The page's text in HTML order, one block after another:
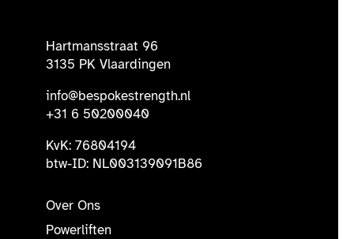
Hartmansstraat 96
3135 PK Vlaardingen
info@bespokestrength.nl
+31 6 50200040
KvK: 76804194
btw-ID: NL003139091B86
Over Ons
Powerliften